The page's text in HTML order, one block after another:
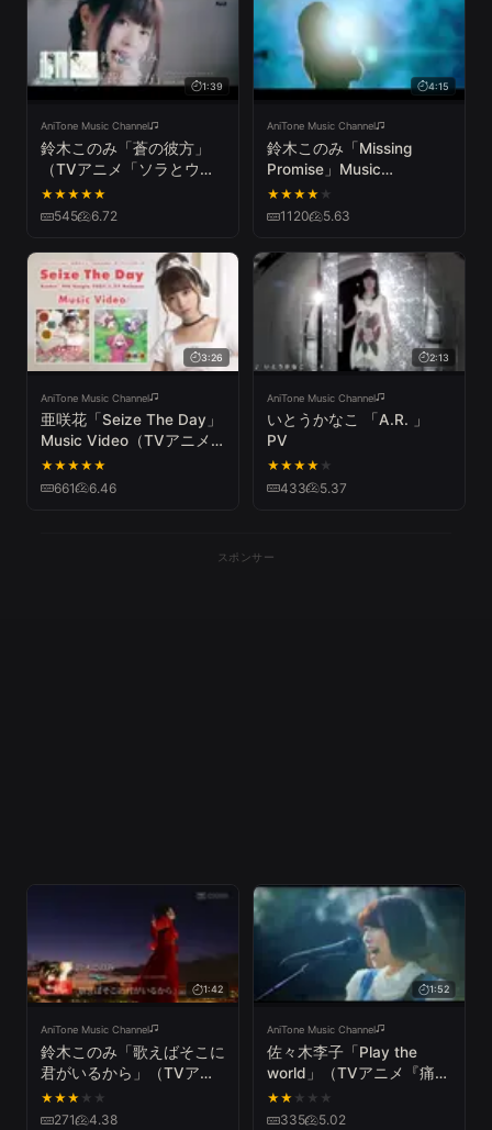
1:39
AniTone Music Channel
鈴木このみ「蒼の彼方」
（TVアニメ「ソラとウミ
のアイダ」エンディングテ
ーマ）Music Video TV
★★★★★
545 6.72
4:15
AniTone Music Channel
鈴木このみ「Missing
Promise」Music
Video(TVアニメ『ひぐら
しのなく頃に 卒』EDテー
★★★★ ★
1120 5.63
3:26
AniTone Music Channel
亜咲花「Seize The Day」
Music Video（TVアニメ
『ゆるキャン△ SEASON
２』OPテーマ／
★★★★★
661 6.46
2:13
AniTone Music Channel
いとうかなこ 「A.R. 」
PV
★★★★ ★
433 5.37
スポンサー
1:42
AniTone Music Channel
鈴木このみ「歌えばそこに
君がいるから」（TVアニ
メ『LOST SONG』オープ
ニング主題歌）Music
★★★ ★ ★
271 4.38
1:52
AniTone Music Channel
佐々木李子「Play the
world」（TVアニメ『痛い
のは嫌なので防御力に極振
りしたいと思います。』
★★ ★ ★ ★
335 5.02